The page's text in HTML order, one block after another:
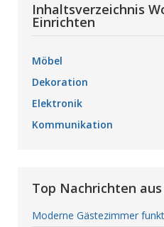
Inhaltsverzeichnis
Einrichten
Möbel
Dekoration
Elektronik
Kommunikation
Top Nachrichten
Moderne Gästezimmer